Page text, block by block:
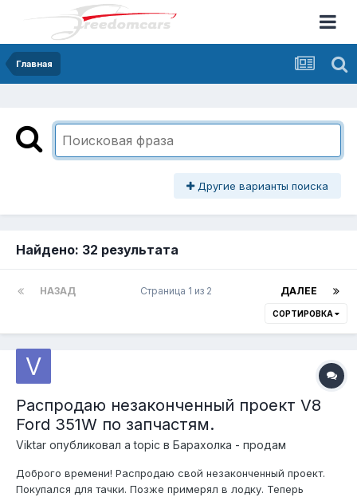
Главная
Другие варианты поиска
Найдено: 32 результата
НАЗАД ДАЛЕЕ
Страница 1 из 2
СОРТИРОВКА
Распродаю незаконченный проект V8
Ford 351W по запчастям.
Viktar опубликовал a topic в Барахолка - продам
Доброго времени! Распродаю свой незаконченный проект.
Покупался для тачки. Позже примерял в лодку. Теперь